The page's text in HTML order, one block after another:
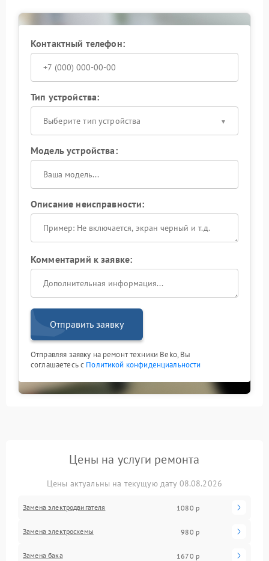
Контактный телефон:
Тип устройства:
Выберите тип устройства
Модель устройства:
Описание неисправности:
Комментарий к заявке:
Отправить заявку
Отправляя заявку на ремонт техники Beko, Вы
соглашаетесь с Политикой конфиденциальности
Цены на услуги ремонта
Цены актуальны на текущую дату 08.08.2026
Замена электродвигателя 1080 р
Замена электросхемы 980 р
Замена бака 1670 р